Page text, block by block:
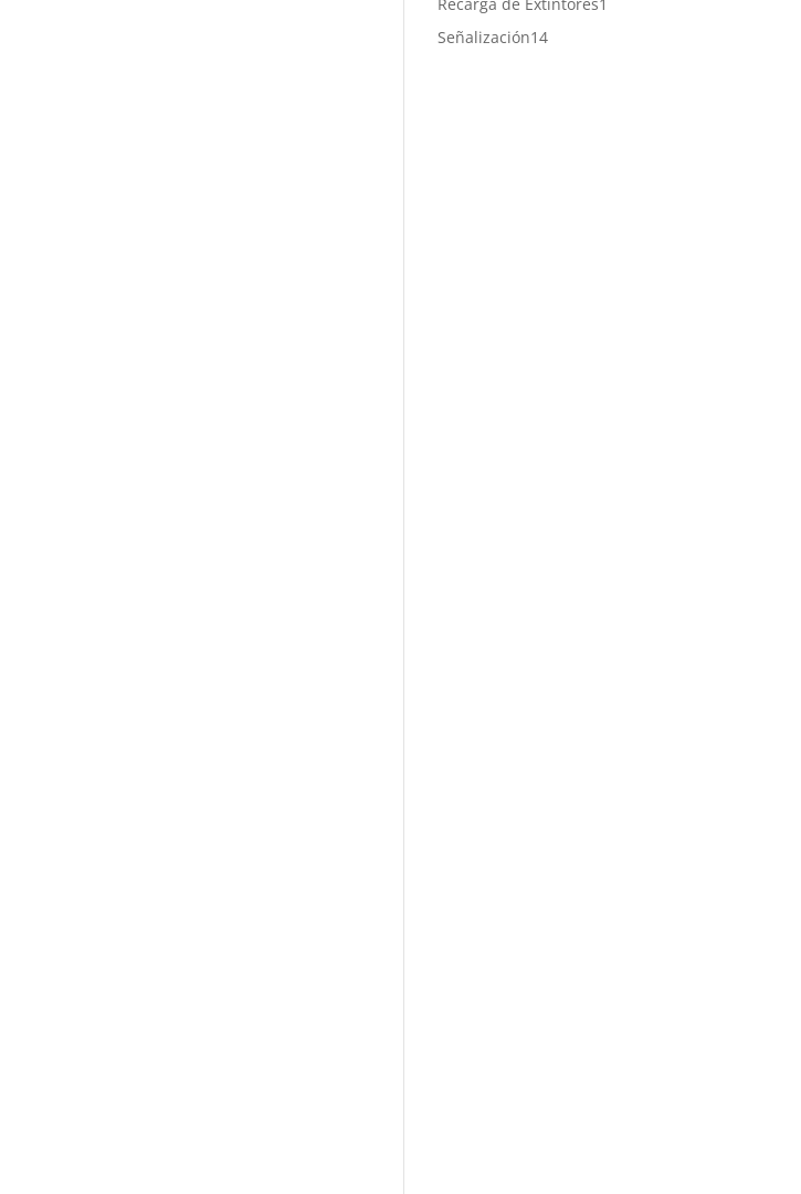
Señalización1414